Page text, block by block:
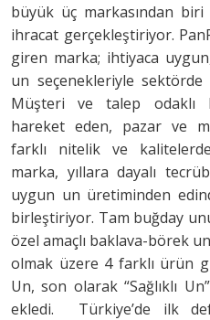
büyük üç markasından
ihracat gerçekleştiriyor.
giren marka; ihtiyaca
un seçenekleriyle
Müşteri ve talep odaklı
hareket eden, pazar ve
farklı nitelik ve
marka, yıllara dayalı
uygun un üretiminden
birleştiriyor. Tam buğday
özel amaçlı baklava-börek
olmak üzere 4 farklı ürün
Un, son olarak “Sağlıklı
ekledi. Türkiye’de ilk